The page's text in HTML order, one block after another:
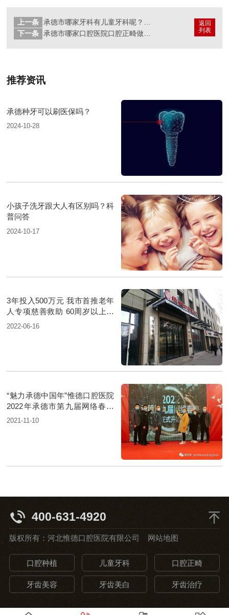
返回
列表
上一条
承德市哪家牙科有儿童牙科呢？惟德口腔医院为您解析
下一条
承德市哪家口腔医院口腔正畸做得好？惟德口腔医院来告诉您
推荐资讯
承德种牙可以刷医保吗？
2024-10-28
小孩子洗牙跟大人有区别吗？科
普问答
2024-10-17
3年投入500万元 我市首推老年
人专项慈善救助 60周岁以上老
人治牙费用将获减免
2022-06-16
“魅力承德中国年”惟德口腔医院
2022年承德市第九届网络春晚
正式启动
2021-11-10
400-631-4920
版权所有：河北惟德口腔医院有限公司 网站地图
口腔种植 儿童牙科 口腔正畸
牙齿美容 牙齿美白 牙齿治疗